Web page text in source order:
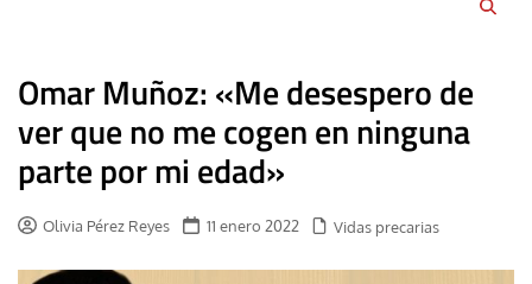
Omar Muñoz: «Me desespero de
ver que no me cogen en ninguna
parte por mi edad»
Olivia Pérez Reyes 11 enero 2022 Vidas precarias